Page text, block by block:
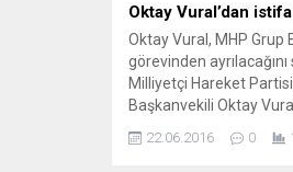
Oktay Vural’dan
Oktay Vural, MHP Grup
görevinden ayrılacağını
Milliyetçi Hareket
Başkanvekili Oktay
süredir tartışılan
22.06.2016 0